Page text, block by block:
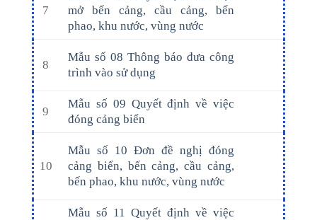
7
mở bến cảng, cầu cảng, bến
phao, khu nước, vùng nước
8
Mẫu số 08 Thông báo đưa công
trình vào sử dụng
9
Mẫu số 09 Quyết định về việc
đóng cảng biển
10
Mẫu số 10 Đơn đề nghị đóng
cảng biển, bến cảng, cầu cảng,
bến phao, khu nước, vùng nước
Mẫu số 11 Quyết định về việc